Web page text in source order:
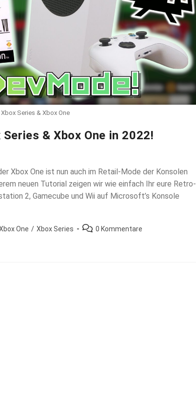
Series & Xbox One
& Xbox One in 2022!
Xbox One ist nun auch im Retail-Mode der Konsolen
neuen Tutorial zeigen wir wie einfach Ihr eure Retro-
2, Gamecube und Wii auf Microsoft’s Konsole
One / Xbox Series
Beitrags-
0 Kommentare